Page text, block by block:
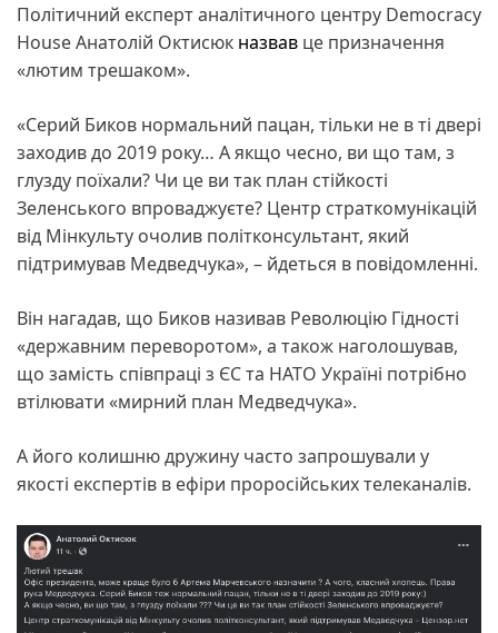
Політичний експерт аналітичного центру Democracy
House Анатолій Октисюк назвав це призначення
«лютим трешаком».
«Серий Биков нормальний пацан, тільки не в ті двері
заходив до 2019 року… А якщо чесно, ви що там, з
глузду поїхали? Чи це ви так план стійкості
Зеленського впроваджуєте? Центр страткомунікацій
від Мінкульту очолив політконсультант, який
підтримував Медведчука», – йдеться в повідомленні.
Він нагадав, що Биков називав Революцію Гідності
«державним переворотом», а також наголошував,
що замість співпраці з ЄС та НАТО Україні потрібно
втілювати «мирний план Медведчука».
А його колишню дружину часто запрошували у
якості експертів в ефіри проросійських телеканалів.